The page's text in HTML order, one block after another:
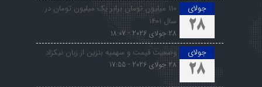
جولای
28
۱۱۰ میلیون تومان برابر یک میلیون تومان در
سال ۱۴۰۱
28 جولای 2026 - 18:07
جولای
28
وضعیت قیمت و سهمیه بنزین از زبان نیکزاد
28 جولای 2026 - 17:55